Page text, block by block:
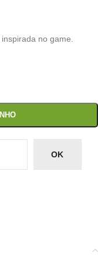
no game.
OK